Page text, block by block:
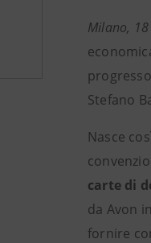
Milano,
Stefano
Nasce
carte di
da Avon
fornire